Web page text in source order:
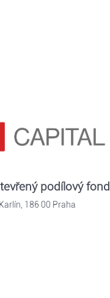
podílový fond
186 00 Praha